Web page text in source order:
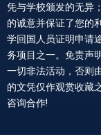
凭与学校颁发的无异
的诚意并保证了您的
学回国人员证明申请
务项目之一。免责声
一切非法活动，否则
的文凭仅作观赏收藏
咨询合作!